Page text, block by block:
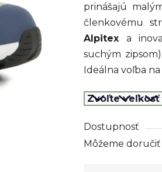
0,0
z
5
hviezdičiek.
prinášajú
členkovému
Alpitex a
suchým
Ideálna voľba
Dostupnosť
Môžeme doručiť